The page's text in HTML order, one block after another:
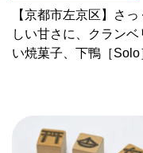
カレーが
【京都市左京区】さ
しい甘さに、クラン
い焼菓子、下鴨［Solo